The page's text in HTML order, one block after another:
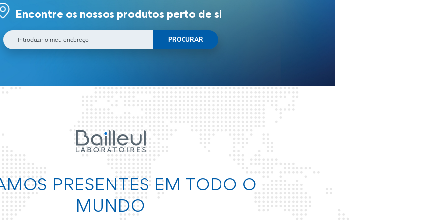
Encontre os nossos produtos perto de si
PRESENTES EM TODO O
MUNDO